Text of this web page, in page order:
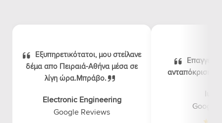
Εξυπηρετικότατοι, μου στείλανε
δέμα απο Πειραιά-Αθήνα μέσα σε
λίγη ώρα.Μπράβο.
Electronic Engineering
Google Reviews
ανταπόκριση,
Google